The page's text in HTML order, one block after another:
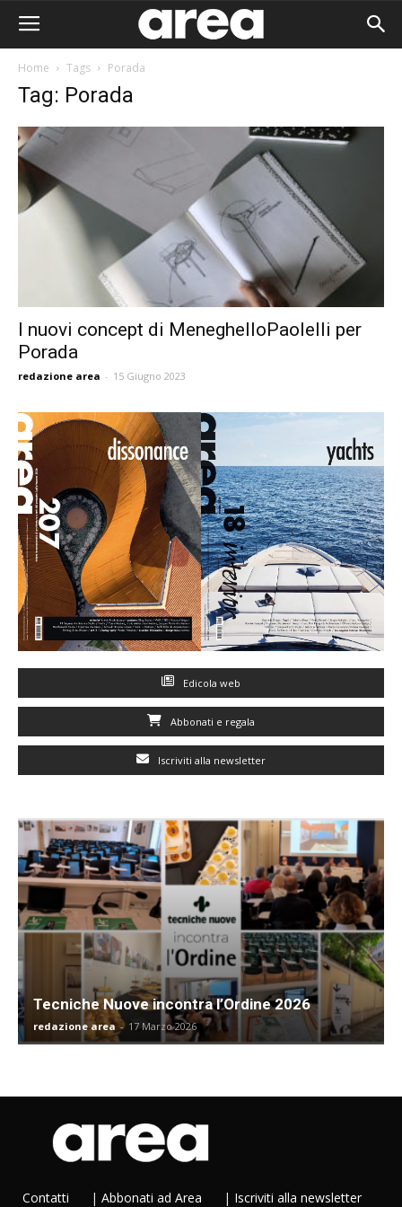
Home Tags Porada
Tag: Porada
I nuovi concept di MeneghelloPaolelli per
Porada
redazione area - 15 Giugno 2023
Edicola web
Abbonati e regala
Iscriviti alla newsletter
Tecniche Nuove incontra l’Ordine 2026
redazione area - 17 Marzo 2026
Contatti | Abbonati ad Area | Iscriviti alla newsletter